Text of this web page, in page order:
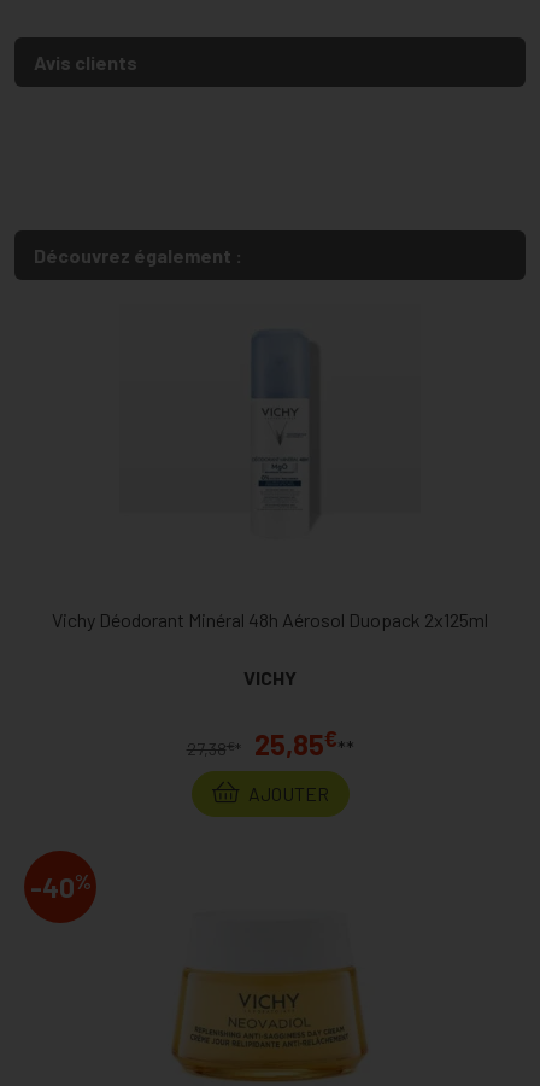
Avis clients
Découvrez également :
Vichy Déodorant Minéral 48h Aérosol Duopack 2x125ml
VICHY
27,38€ * 25,85€**
AJOUTER
-40%